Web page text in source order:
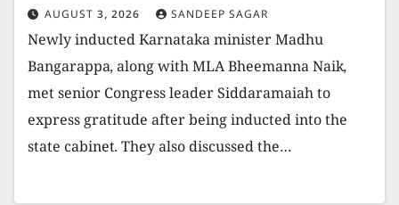
AUGUST 3, 2026 SANDEEP SAGAR
Newly inducted Karnataka minister Madhu
Bangarappa, along with MLA Bheemanna Naik,
met senior Congress leader Siddaramaiah to
express gratitude after being inducted into the
state cabinet. They also discussed the…